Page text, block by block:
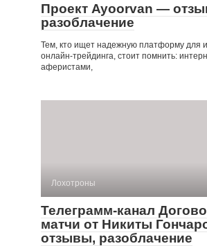
Проект Ayoorvan —
разоблачение
Тем, кто ищет надежную платформу для
онлайн-трейдинга, стоит помнить:
аферистами,
Лохотроны
Телеграмм-канал
матчи от Никиты
отзывы, разоблачение